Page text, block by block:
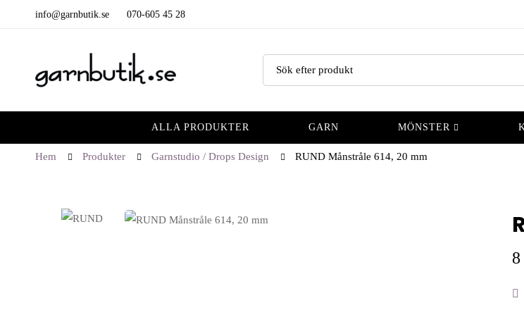
info@garnbutik.se 070-605 45 28
ALLA PRODUKTER GARN MÖNSTER
Hem Produkter Garnstudio / Drops Design RUND Månstråle 614, 20 mm
8